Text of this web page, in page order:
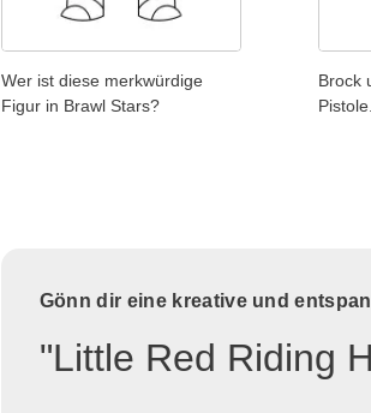
Wer ist diese merkwürdige
Figur in Brawl Stars?
Brock
Pistole.
Gönn dir eine kreative und
"Little Red Riding